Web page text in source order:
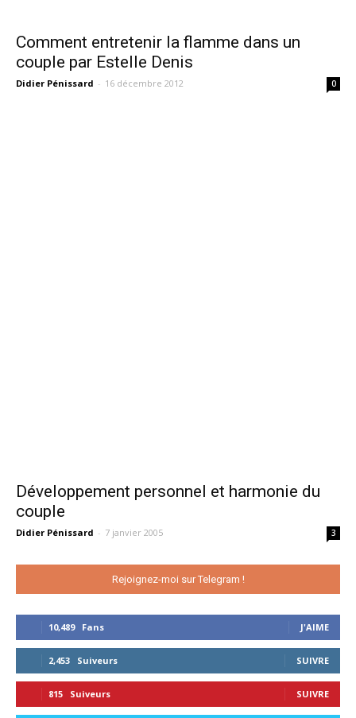
Comment entretenir la flamme dans un
couple par Estelle Denis
Didier Pénissard - 16 décembre 2012 0
Développement personnel et harmonie du
couple
Didier Pénissard - 7 janvier 2005 3
Rejoignez-moi sur Telegram !
10,489 Fans J'AIME
2,453 Suiveurs SUIVRE
815 Suiveurs SUIVRE